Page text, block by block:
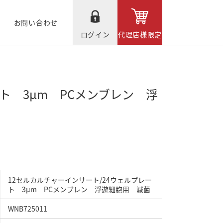
お問い合わせ
ログイン
代理店様限定
ト 3μm PCメンブレン 浮
12セルカルチャーインサート/24ウェルプレー
ト 3μm PCメンブレン 浮遊細胞用 滅菌
WNB725011